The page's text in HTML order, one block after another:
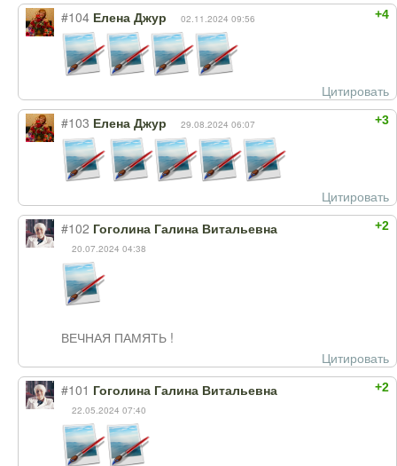
+4
#104 Елена Джур 02.11.2024 09:56
Цитировать
+3
#103 Елена Джур 29.08.2024 06:07
Цитировать
+2
#102 Гоголина Галина Витальевна
20.07.2024 04:38
ВЕЧНАЯ ПАМЯТЬ !
Цитировать
+2
#101 Гоголина Галина Витальевна
22.05.2024 07:40